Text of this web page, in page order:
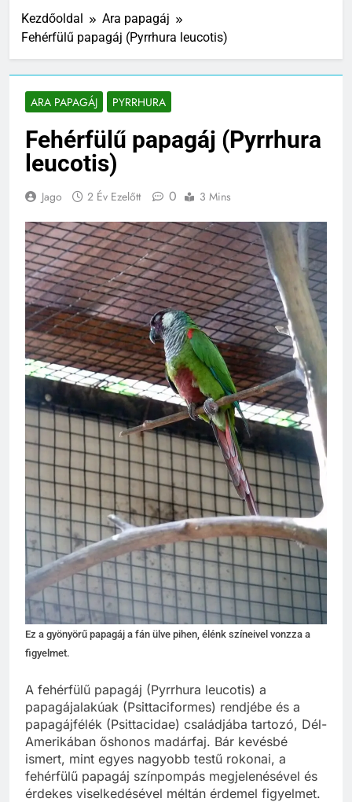
Kezdőoldal
Ara papagáj
Fehérfülű papagáj (Pyrrhura leucotis)
ARA PAPAGÁJ PYRRHURA
Fehérfülű papagáj (Pyrrhura
leucotis)
Jago 2 Év Ezelőtt 0 3 Mins
Ez a gyönyörű papagáj a fán ülve pihen, élénk színeivel vonzza a
figyelmet.
A fehérfülű papagáj (Pyrrhura leucotis) a
papagájalakúak (Psittaciformes) rendjébe és a
papagájfélék (Psittacidae) családjába tartozó, Dél-
Amerikában őshonos madárfaj. Bár kevésbé
ismert, mint egyes nagyobb testű rokonai, a
fehérfülű papagáj színpompás megjelenésével és
érdekes viselkedésével méltán érdemel figyelmet.